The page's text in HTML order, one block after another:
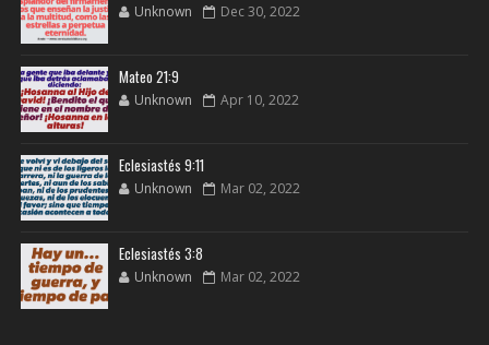
Unknown Dec 30, 2022
Mateo 21:9
Unknown Apr 10, 2022
Eclesiastés 9:11
Unknown Mar 02, 2022
Eclesiastés 3:8
Unknown Mar 02, 2022